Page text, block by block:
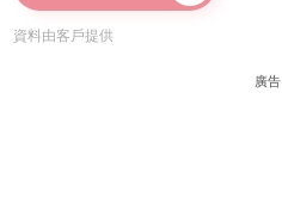
資料由客戶提供
廣告